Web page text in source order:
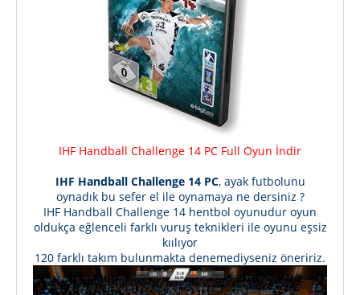
IHF Handball Challenge 14 PC Full Oyun İndir
IHF Handball Challenge 14 PC, ayak futbolunu
oynadık bu sefer el ile oynamaya ne dersiniz ?
IHF Handball Challenge 14 hentbol oyunudur oyun
oldukça eğlenceli farklı vuruş teknikleri ile oyunu eşsiz
kıılıyor
120 farklı takım bulunmakta denemediyseniz öneririz.